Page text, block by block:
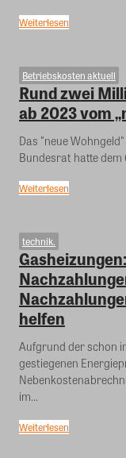
Weiterlesen
Betriebskosten aktuell
Rund zwei
ab 2023 vom
Das "neue
Bundesrat hatte dem
Weiterlesen
technik.
helfen
Aufgrund der schon
gestiegenen
im...
Weiterlesen